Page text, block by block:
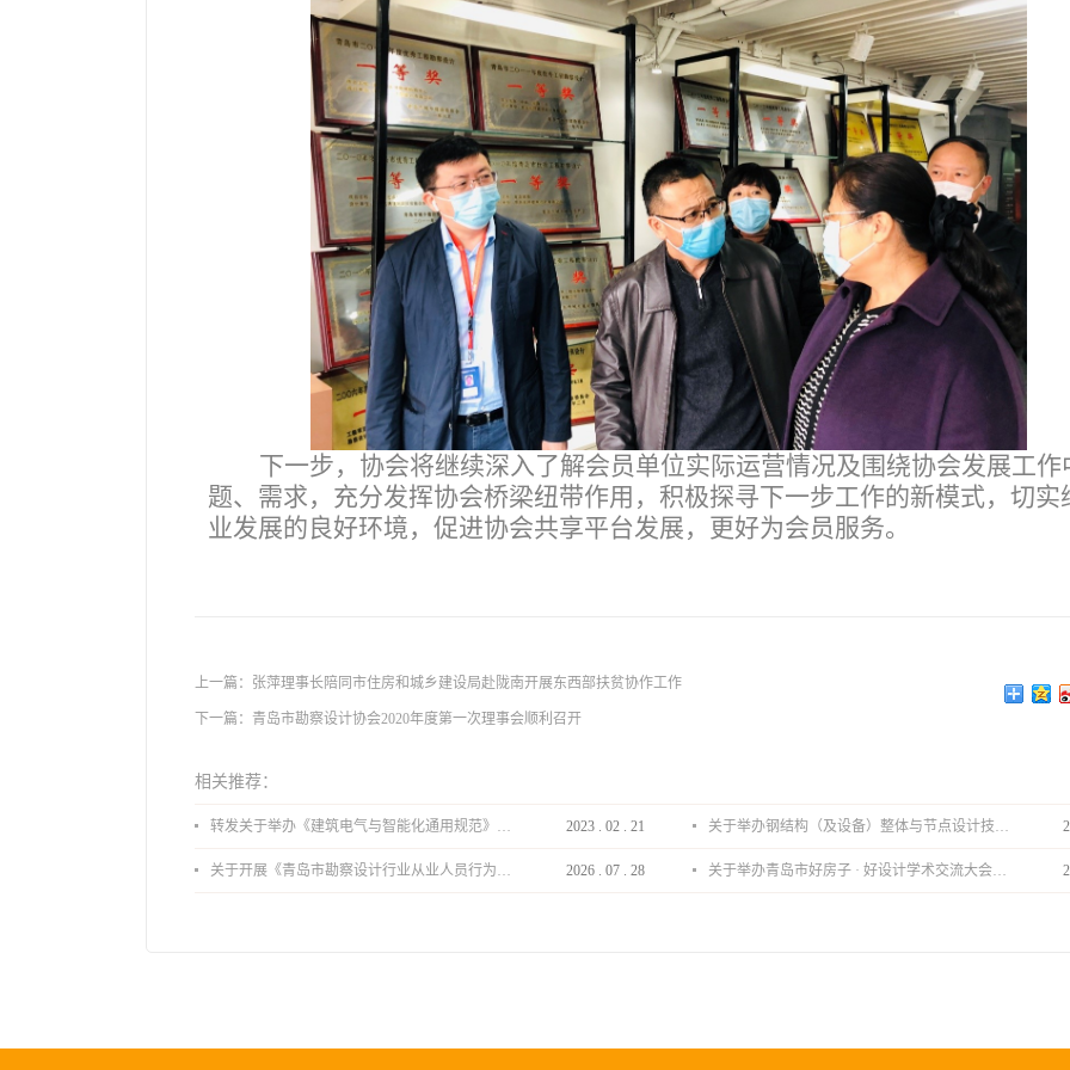
下一步，协会将继续深入了解会员单位实际运营情况及围绕协会发展工作
题、需求，充分发挥协会桥梁纽带作用，积极探寻下一步工作的新模式，切实
业发展的良好环境，促进协会共享平台发展，更好为会员服务。
上一篇： 张萍理事长陪同市住房和城乡建设局赴陇南开展东西部扶贫协作工作
下一篇： 青岛市勘察设计协会2020年度第一次理事会顺利召开
相关推荐：
转发关于举办《建筑电气与智能化通用规范》 GB55024-2022公益宣贯的通知 2023 . 02 . 21 关于举办钢结构（及设备）整体与节点设计技术分享会的通知
关于开展《青岛市勘察设计行业从业人员行为导则》、《青岛市住宅工程设计审查品质提升指引（2026版）》宣贯活动的通知 2026 . 07 . 28 关于举办青岛市好房子 · 好设计学术交流大会的通知